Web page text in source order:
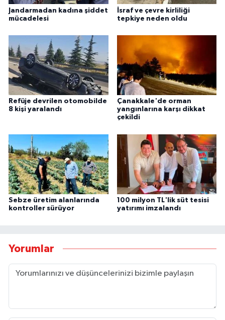
Jandarmadan kadına şiddet
mücadelesi
İsraf ve çevre kirliliği
tepkiye neden oldu
Refüje devrilen otomobilde
8 kişi yaralandı
Çanakkale'de orman
yangınlarına karşı dikkat
çekildi
Sebze üretim alanlarında
kontroller sürüyor
100 milyon TL'lik süt tesisi
yatırımı imzalandı
Yorumlar